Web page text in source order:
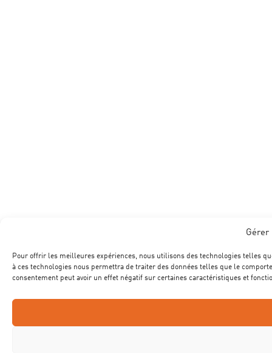
Gérer
Pour offrir les meilleures expériences, nous utilisons des technologies telles
à ces technologies nous permettra de traiter des données telles que le
consentement peut avoir un effet négatif sur certaines caractéristiques et